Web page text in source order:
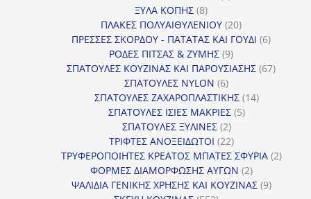
ΞΥΛΑ ΚΟΠΗΣ 88
προϊόντα
ΠΛΑΚΕΣ ΠΟΛΥΑΙΘΥΛΕΝΙΟΥ 2020
προϊόντα
ΠΡΕΣΣΕΣ ΣΚΟΡΔΟΥ - ΠΑΤΑΤΑΣ ΚΑΙ ΓΟΥΔΙ 66
ΡΟΔΕΣ ΠΙΤΣΑΣ & ΖΥΜΗΣ 99
προϊόντα
ΣΠΑΤΟΥΛΕΣ ΚΟΥΖΙΝΑΣ ΚΑΙ ΠΑΡΟΥΣΙΑΣΗΣ 6767
ΣΠΑΤΟΥΛΕΣ NYLON 66
προϊόντα
ΣΠΑΤΟΥΛΕΣ ΖΑΧΑΡΟΠΛΑΣΤΙΚΗΣ 1414
ΣΠΑΤΟΥΛΕΣ ΙΣΙΕΣ ΜΑΚΡΙΕΣ 55
ΣΠΑΤΟΥΛΕΣ ΞΥΛΙΝΕΣ 22
προϊόντα
ΤΡΙΦΤΕΣ ΑΝΟΞΕΙΔΩΤΟΙ 2222
προϊόντα
ΤΡΥΦΕΡΟΠΟΙΗΤΕΣ ΚΡΕΑΤΟΣ ΜΠΑΤΕΣ ΣΦΥΡΙΑ 22
ΦΟΡΜΕΣ ΔΙΑΜΟΡΦΩΣΗΣ ΑΥΓΩΝ 22
προϊόντα
ΨΑΛΙΔΙΑ ΓΕΝΙΚΗΣ ΧΡΗΣΗΣ ΚΑΙ ΚΟΥΖΙΝΑΣ 99